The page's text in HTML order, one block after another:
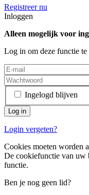
Registreer nu
Inloggen
Alleen mogelijk voor
Log in om deze functie
Ingelogd blijven
Login vergeten?
Cookies moeten worden
De cookiefunctie van uw
functie.
Ben je nog geen lid?